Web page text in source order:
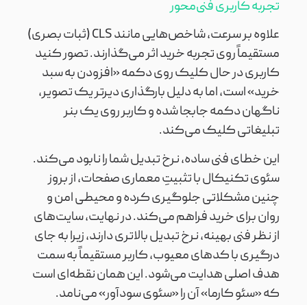
تجربه کاربری فنی‌محور
علاوه بر سرعت، شاخص‌هایی مانند CLS (ثبات بصری)
مستقیماً روی تجربه خرید اثر می‌گذارند. تصور کنید
کاربری در حال کلیک روی دکمه «افزودن به سبد
خرید» است، اما به دلیل بارگذاری دیرتر یک تصویر،
ناگهان دکمه جابجا شده و کاربر روی یک بنر
تبلیغاتی کلیک می‌کند.
این خطای فنی ساده، نرخ تبدیل شما را نابود می‌کند.
سئوی تکنیکال با تثبیتِ معماری صفحات، از بروز
چنین مشکلاتی جلوگیری کرده و محیطی امن و
روان برای خرید فراهم می‌کند. در نهایت، سایت‌های
از نظر فنی بهینه، نرخ تبدیل بالاتری دارند، زیرا به جای
درگیری با کدهای معیوب، کاربر مستقیماً به سمت
هدف اصلی هدایت می‌شود. این همان نقطه‌ای است
که «سئو کارما» آن را «سئوی سودآور» می‌نامد.